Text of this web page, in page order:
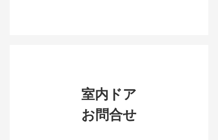
室内ドア
お問合せ